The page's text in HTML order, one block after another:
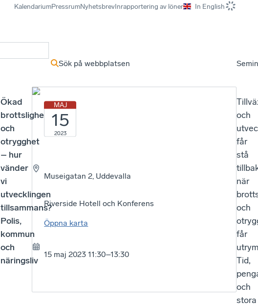
KalendariumPressrumNyhetsbrevInrapportering av löner In English
Sök på webbplatsen
MAJ
15
2023
Museigatan 2, Uddevalla
Riverside Hotell och Konferens
Öppna karta
15 maj 2023 11:30–13:30
Ökad
brottslighet
och
otrygghet
– hur
vänder
vi
utvecklingen
tillsammans?
Polis,
kommun
och
näringsliv
och
får
stå
när
och
får
Tid,
och
stora